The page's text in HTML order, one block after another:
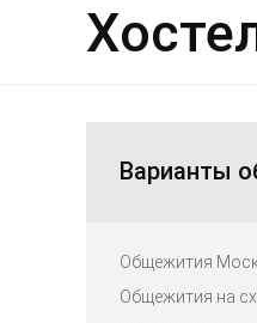
Варианты
Общежития
Общежития на